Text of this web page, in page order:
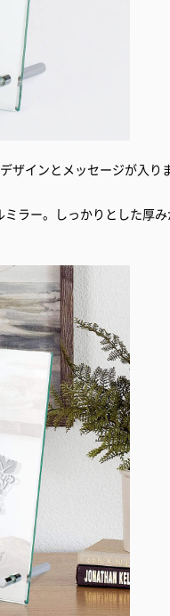
ザインとメッセージが入り
ラー。しっかりとした厚